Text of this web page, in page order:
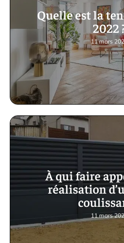
Quelle est la
2022
11 mars
À qui faire
réalisation
11 mars